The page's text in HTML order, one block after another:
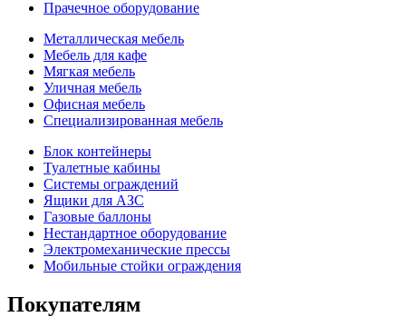
Прачечное оборудование
Металлическая мебель
Мебель для кафе
Мягкая мебель
Уличная мебель
Офисная мебель
Специализированная мебель
Блок контейнеры
Туалетные кабины
Системы ограждений
Ящики для АЗС
Газовые баллоны
Нестандартное оборудование
Электромеханические прессы
Мобильные стойки ограждения
Покупателям